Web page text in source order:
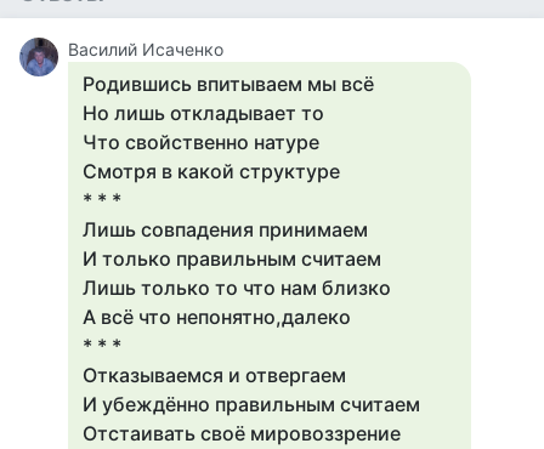
Василий Исаченко
Родившись впитываем мы всё
Но лишь откладывает то
Что свойственно натуре
Смотря в какой структуре
* * *
Лишь совпадения принимаем
И только правильным считаем
Лишь только то что нам близко
А всё что непонятно,далеко
* * *
Отказываемся и отвергаем
И убеждённо правильным считаем
Отстаивать своё мировоззрение